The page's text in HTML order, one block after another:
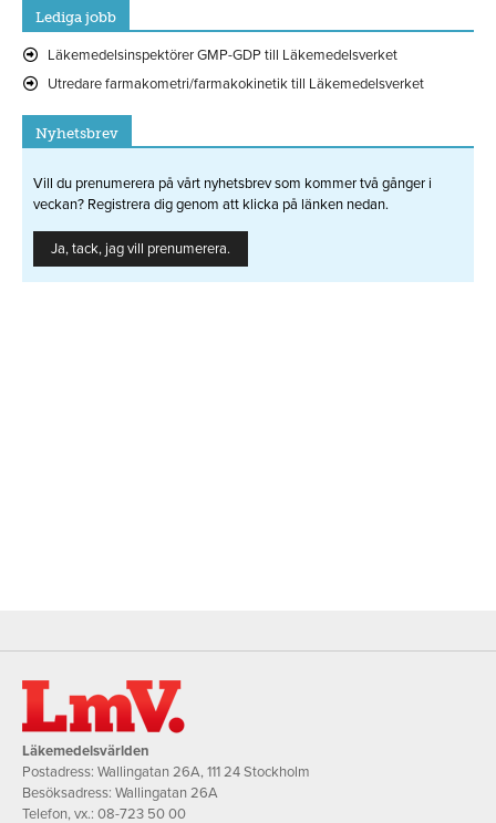
Lediga jobb
Läkemedelsinspektörer GMP-GDP till Läkemedelsverket
Utredare farmakometri/farmakokinetik till Läkemedelsverket
Nyhetsbrev
Vill du prenumerera på vårt nyhetsbrev som kommer två gånger i
veckan? Registrera dig genom att klicka på länken nedan.
Ja, tack, jag vill prenumerera.
Läkemedelsvärlden
Postadress: Wallingatan 26A, 111 24 Stockholm
Besöksadress: Wallingatan 26A
Telefon, vx.: 08-723 50 00